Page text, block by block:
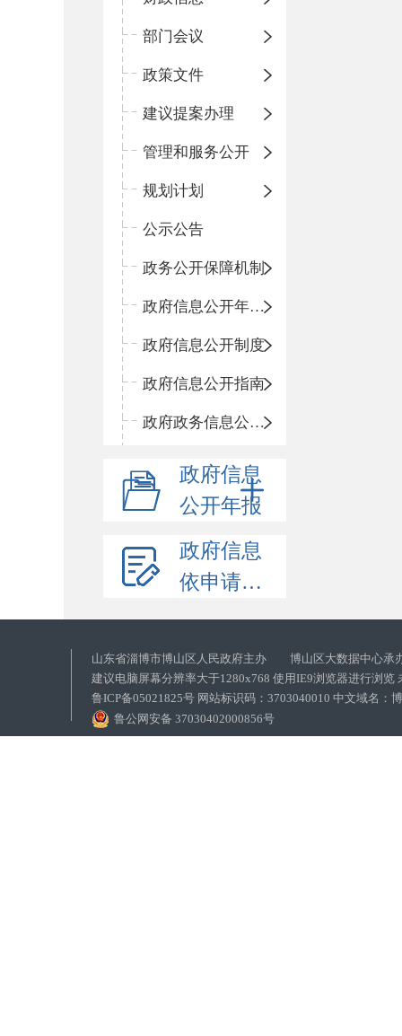
部门会议
政策文件
建议提案办理
管理和服务公开
规划计划
公示公告
政务公开保障机制
政府信息公开年度报告
政府信息公开制度
政府信息公开指南
政府政务信息公开目录
政府信息
公开年报
政府信息
依申请公开
山东省淄博市博山区人民政府主办 博山区大数据中心承
建议电脑屏幕分辨率大于1280x768 使用IE9浏览器进行浏览
鲁ICP备05021825号 网站标识码：3703040010 中文域名：
鲁公网安备 37030402000856号